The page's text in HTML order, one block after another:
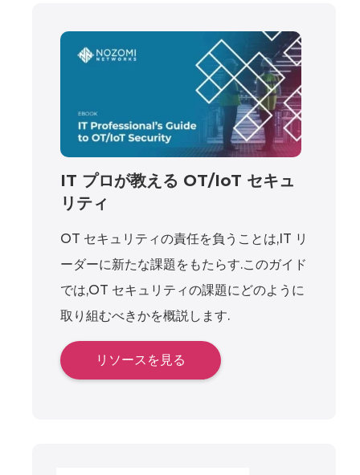
IT プロが教える OT/IoT セキュ
リティ
OT セキュリティの責任を負うことは,IT リ
ーダーに新たな課題をもたらす.このガイド
では,OT セキュリティの課題にどのように
取り組むべきかを概説します.
リソースを見る